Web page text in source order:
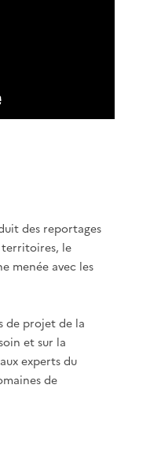
des reportages
territoires, le
menée avec les
de projet de la
et sur la
experts du
de